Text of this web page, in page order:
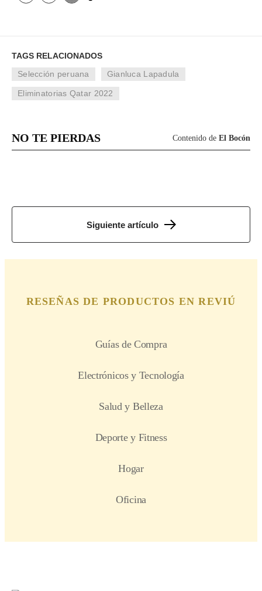
TAGS RELACIONADOS
Selección peruana Gianluca Lapadula
Eliminatorias Qatar 2022
NO TE PIERDAS Contenido de El Bocón
Siguiente artículo